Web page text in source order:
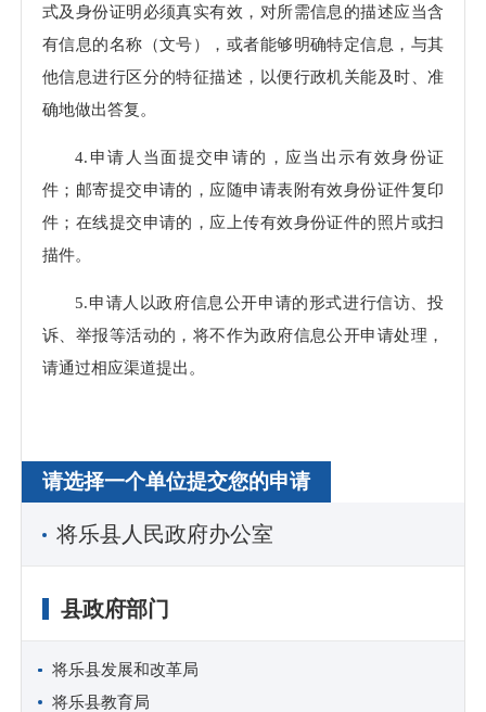
式及身份证明必须真实有效，对所需信息的描述应当含
有信息的名称（文号），或者能够明确特定信息，与其
他信息进行区分的特征描述，以便行政机关能及时、准
确地做出答复。
4.申请人当面提交申请的，应当出示有效身份证
件；邮寄提交申请的，应随申请表附有效身份证件复印
件；在线提交申请的，应上传有效身份证件的照片或扫
描件。
5.申请人以政府信息公开申请的形式进行信访、投
诉、举报等活动的，将不作为政府信息公开申请处理，
请通过相应渠道提出。
请选择一个单位提交您的申请
将乐县人民政府办公室
县政府部门
将乐县发展和改革局
将乐县教育局